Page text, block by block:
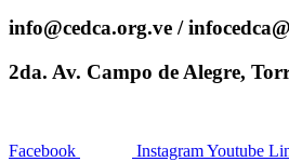
info@cedca.org.ve /
2da. Av. Campo de Alegre,
Facebook InstagramYoutube